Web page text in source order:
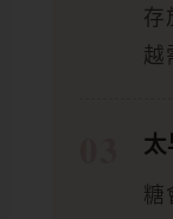
存
越
太
糖